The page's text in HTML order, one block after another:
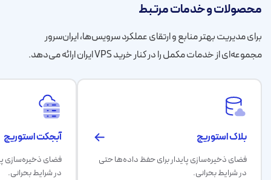
محصولات و خدمات مرتبط
برای مدیریت بهتر منابع و ارتقای عملکرد سرویس‌ها، ایران‌سرور
مجموعه‌ای از خدمات مکمل را در کنار خرید VPS ایران ارائه می‌دهد.
بلاک استوریج
فضای ذخیره‌سازی پایدار برای حفظ داده‌ها حتی
در شرایط بحرانی.
آبجکت استوریج
فضای ذخیره‌سازی
در شرایط بحرانی.